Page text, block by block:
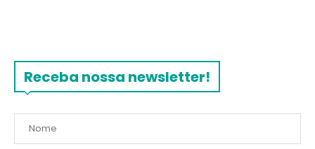
Receba nossa newsletter!